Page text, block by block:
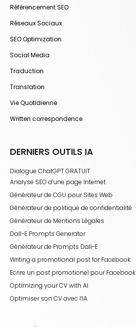
Référencement SEO
Réseaux Sociaux
SEO Optimization
Social Media
Traduction
Translation
Vie Quotidienne
Written correspondence
DERNIERS OUTILS IA
Dialogue ChatGPT GRATUIT
Analyse SEO d’une page Internet
Générateur de CGU pour Sites Web
Générateur de politique de confidentialité
Générateur de Mentions Légales
Dall-E Prompts Generator
Générateur de Prompts Dall-E
Writing a promotional post for Facebook
Ecrire un post promotionel pour Facebook
Optimizing your CV with AI
Optimiser son CV avec l’IA